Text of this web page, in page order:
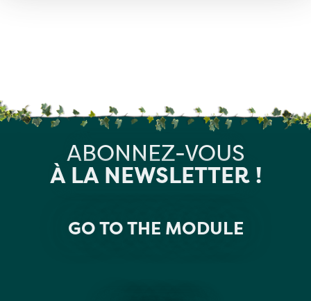
ABONNEZ-VOUS
À LA NEWSLETTER !
GO TO THE MODULE